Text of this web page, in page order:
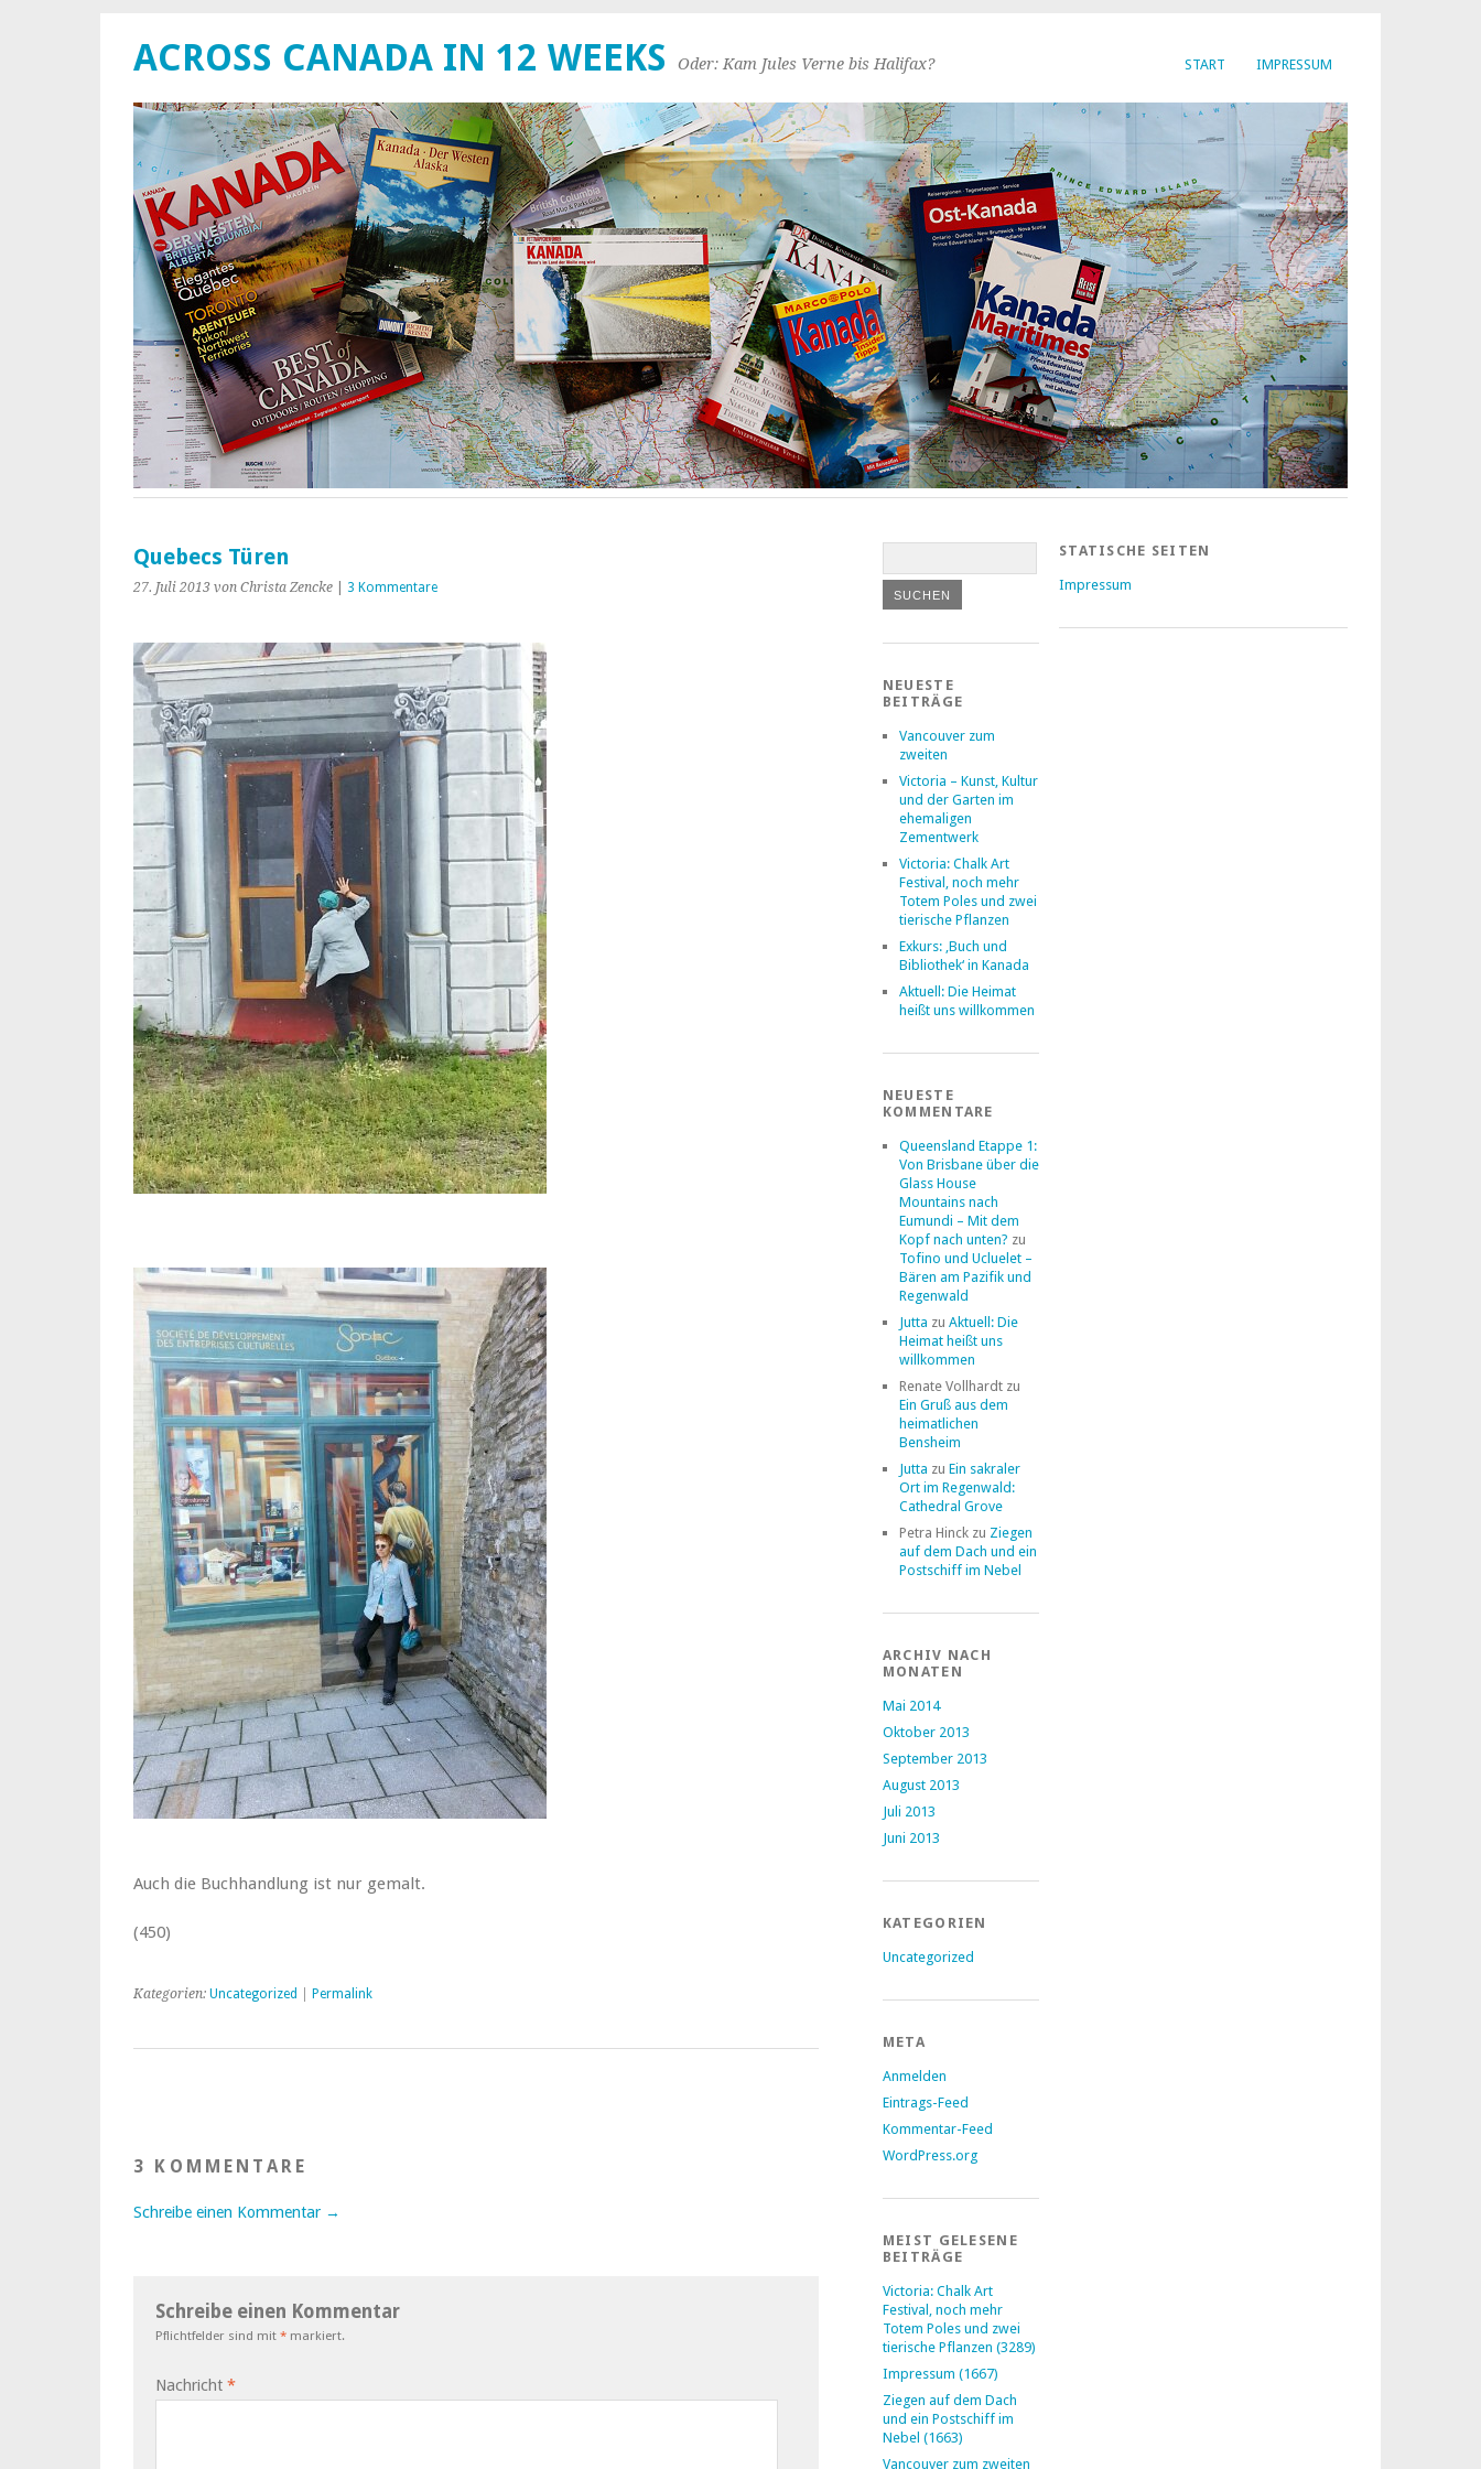
START IMPRESSUM
ACROSS CANADA IN 12 WEEKS Oder: Kam Jules Verne bis Halifax?
Quebecs Türen
27. Juli 2013 von Christa Zencke 3 Kommentare
Auch die Buchhandlung ist nur gemalt.
(450)
Kategorien: Uncategorized Permalink
3 KOMMENTARE
Schreibe einen Kommentar →
Schreibe einen Kommentar
Pflichtfelder sind mit * markiert.
Nachricht *
NEUESTE
BEITRÄGE
Vancouver zum
zweiten
Victoria – Kunst, Kultur
und der Garten im
ehemaligen
Zementwerk
Victoria: Chalk Art
Festival, noch mehr
Totem Poles und zwei
tierische Pflanzen
Exkurs: ‚Buch und
Bibliothek‘ in Kanada
Aktuell: Die Heimat
heißt uns willkommen
NEUESTE
KOMMENTARE
Queensland Etappe 1:
Von Brisbane über die
Glass House
Mountains nach
Eumundi – Mit dem
Kopf nach unten? zu
Tofino und Ucluelet –
Bären am Pazifik und
Regenwald
Jutta zu Aktuell: Die
Heimat heißt uns
willkommen
Renate Vollhardtzu
Ein Gruß aus dem
heimatlichen
Bensheim
Jutta zu Ein sakraler
Ort im Regenwald:
Cathedral Grove
Petra Hinckzu Ziegen
auf dem Dach und ein
Postschiff im Nebel
ARCHIV NACH
MONATEN
Mai 2014
Oktober 2013
September 2013
August 2013
Juli 2013
Juni 2013
KATEGORIEN
Uncategorized
META
Anmelden
Eintrags-Feed
Kommentar-Feed
WordPress.org
MEIST GELESENE
BEITRÄGE
Victoria: Chalk Art
Festival, noch mehr
Totem Poles und zwei
tierische Pflanzen (3289)
Impressum (1667)
Ziegen auf dem Dach
und ein Postschiff im
Nebel (1663)
Vancouver zum zweiten
STATISCHE SEITEN
Impressum